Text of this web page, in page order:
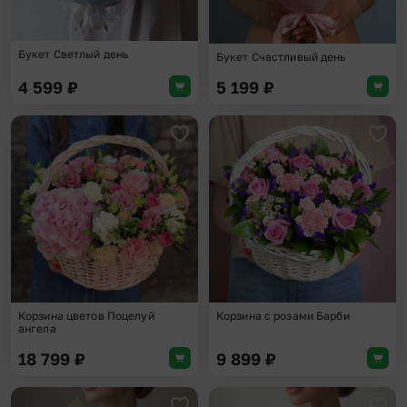
Букет Светлый день
4 599 ₽
Букет Счастливый день
5 199 ₽
Добавить в избранное
Корзина цветов Поцелуй
ангела
18 799 ₽
Корзина с розами Барби
9 899 ₽